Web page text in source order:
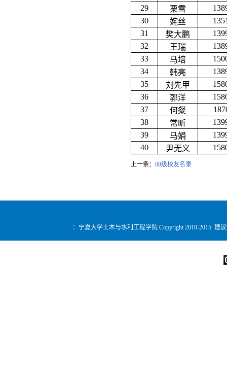
29
栗雪
30
姹丝
31
樊大鹏
32
王瑞
33
马培
34
韩亮
35
刘先甲
36
郭洋
37
何粲
38
常昕
39
马娟
40
尹无义
上一条： 08级校友名录
：宁夏大学土木与水利工程学院 Copyright 2010-2015 建